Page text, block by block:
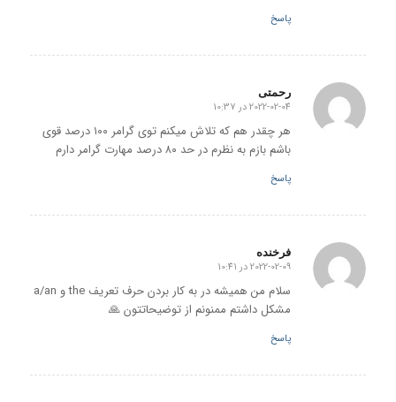
پاسخ
رحمتی
گفته:
2022-02-04 در 10:37
هر چقدر هم که تلاش میکنم توی گرامر ۱۰۰ درصد قوی
باشم بازم به نظرم در حد ۸۰ درصد مهارت گرامر دارم
پاسخ
فرخنده
گفته:
2022-02-09 در 10:41
سلام من همیشه در به کار بردن حرف تعریف the و a/an
مشکل داشتم ممنونم از توضیحاتتون 🙏
پاسخ